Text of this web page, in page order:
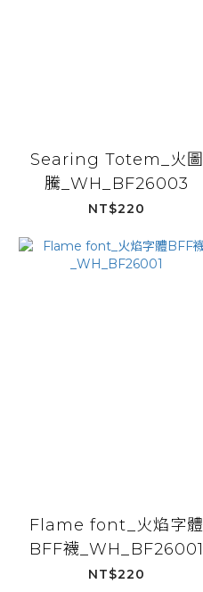
Searing Totem_火圖
騰_WH_BF26003
NT$220
Flame font_火焰字體
BFF襪_WH_BF26001
NT$220